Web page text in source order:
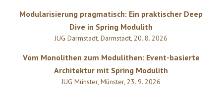
Modularisierung pragmatisch: Ein praktischer Deep
Dive in Spring Modulith
JUG Darmstadt, Darmstadt, 20. 8. 2026
Vom Monolithen zum Modulithen: Event-basierte
Architektur mit Spring Modulith
JUG Münster, Münster, 23. 9. 2026